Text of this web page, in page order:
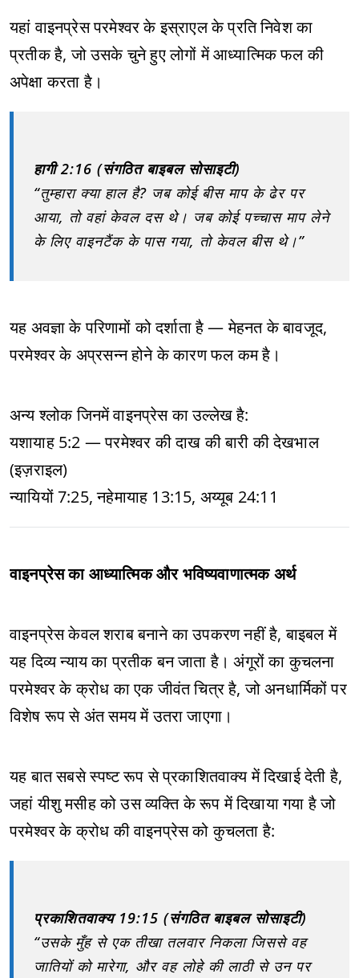
यहां वाइनप्रेस परमेश्वर के इस्राएल के प्रति निवेश का
प्रतीक है, जो उसके चुने हुए लोगों में आध्यात्मिक फल की
अपेक्षा करता है।
हागी 2:16 (संगठित बाइबल सोसाइटी)
“तुम्हारा क्या हाल है? जब कोई बीस माप के ढेर पर
आया, तो वहां केवल दस थे। जब कोई पच्चास माप लेने
के लिए वाइनटैंक के पास गया, तो केवल बीस थे।”
यह अवज्ञा के परिणामों को दर्शाता है — मेहनत के बावजूद,
परमेश्वर के अप्रसन्न होने के कारण फल कम है।
अन्य श्लोक जिनमें वाइनप्रेस का उल्लेख है:
यशायाह 5:2 — परमेश्वर की दाख की बारी की देखभाल
(इज़राइल)
न्यायियों 7:25, नहेमायाह 13:15, अय्यूब 24:11
वाइनप्रेस का आध्यात्मिक और भविष्यवाणात्मक अर्थ
वाइनप्रेस केवल शराब बनाने का उपकरण नहीं है, बाइबल में
यह दिव्य न्याय का प्रतीक बन जाता है। अंगूरों का कुचलना
परमेश्वर के क्रोध का एक जीवंत चित्र है, जो अनधार्मिकों पर
विशेष रूप से अंत समय में उतरा जाएगा।
यह बात सबसे स्पष्ट रूप से प्रकाशितवाक्य में दिखाई देती है,
जहां यीशु मसीह को उस व्यक्ति के रूप में दिखाया गया है जो
परमेश्वर के क्रोध की वाइनप्रेस को कुचलता है:
प्रकाशितवाक्य 19:15 (संगठित बाइबल सोसाइटी)
“उसके मुँह से एक तीखा तलवार निकला जिससे वह
जातियों को मारेगा, और वह लोहे की लाठी से उन पर